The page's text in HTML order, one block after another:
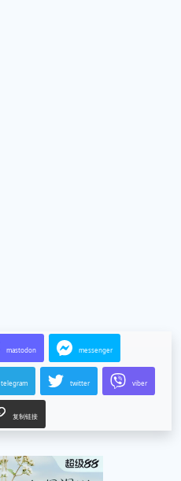
mastodon messenger
telegram twitter viber
复制链接